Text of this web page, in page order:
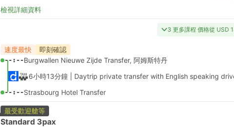
檢視詳細資料
3 更多課程 價格從 USD
速度最快 即刻確認
--:--Burgwallen Nieuwe Zijde Transfer, 阿姆斯特丹
6小時13分鐘 | Daytrip private transfer with English speaking
--:--Strasbourg Hotel Transfer
最受歡迎艙等
Standard 3pax